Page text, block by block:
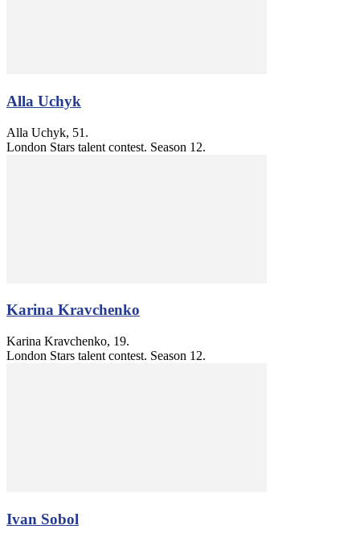
Alla Uchyk
Alla Uchyk, 51.
London Stars talent contest. Season 12.
Karina Kravchenko
Karina Kravchenko, 19.
London Stars talent contest. Season 12.
Ivan Sobol